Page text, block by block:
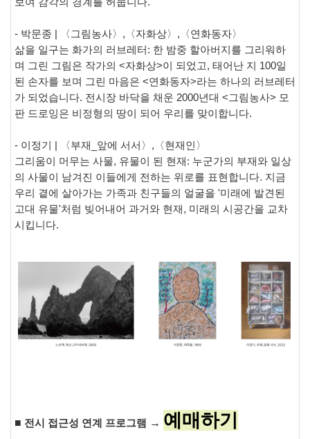
- 박문종 〈 그림농사〉 , 〈자화상〉 , 〈연화동자〉
삶을 일구는 화가의 러브레터 : 한 밤중 할아버지를 그리워하
며 그린 그림은 작가의 <자화상>이 되었고, 태어난 지 100일
된 손자를 보며 그린 마음은 <연화동자>라는 하나의 러브레터
가 되었습니다. 전시장 바닥을 채운 2000년대 <그림농사> 모
판 드로잉은 비정형의 땅이 되어 우리를 맞이합니다.
- 이정기 〈부재_ 앞에 서서 〉 , 〈현재인 〉
그리움이 머무는 사물, 유물이 된 현재 : 누군가의 부재와 일상
의 사물이 남겨진 이들에게 전하는 위로를 표현합니다. 지금
우리 곁에 살아가는 가족과 친구들의 얼굴을 '미래에 발견된
고대 유물'처럼 빚어내어 과거와 현재 , 미래의 시공간을 교차
시킵니다.
■ 전시 접근성 연계 프로그램 → 예매하기